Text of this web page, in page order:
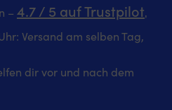
– 4.7 / 5 auf Trustpilot‚
Versand am selben Tag,
dir vor und nach dem